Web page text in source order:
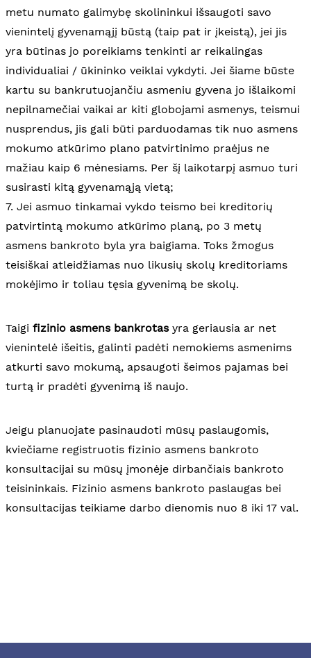
metu numato galimybę skolininkui išsaugoti savo
vienintelį gyvenamąjį būstą (taip pat ir įkeistą), jei jis
yra būtinas jo poreikiams tenkinti ar reikalingas
individualiai / ūkininko veiklai vykdyti. Jei šiame būste
kartu su bankrutuojančiu asmeniu gyvena jo išlaikomi
nepilnamečiai vaikai ar kiti globojami asmenys, teismui
nusprendus, jis gali būti parduodamas tik nuo asmens
mokumo atkūrimo plano patvirtinimo praėjus ne
mažiau kaip 6 mėnesiams. Per šį laikotarpį asmuo turi
susirasti kitą gyvenamąją vietą;
7. Jei asmuo tinkamai vykdo teismo bei kreditorių
patvirtintą mokumo atkūrimo planą, po 3 metų
asmens bankroto byla yra baigiama. Toks žmogus
teisiškai atleidžiamas nuo likusių skolų kreditoriams
mokėjimo ir toliau tęsia gyvenimą be skolų.
Taigi fizinio asmens bankrotasyra geriausia ar net
vienintelė išeitis, galinti padėti nemokiems asmenims
atkurti savo mokumą, apsaugoti šeimos pajamas bei
turtą ir pradėti gyvenimą iš naujo.
Jeigu planuojate pasinaudoti mūsų paslaugomis,
kviečiame registruotis fizinio asmens bankroto
konsultacijai su mūsų įmonėje dirbančiais bankroto
teisininkais. Fizinio asmens bankroto paslaugas bei
konsultacijas teikiame darbo dienomis nuo 8 iki 17 val.